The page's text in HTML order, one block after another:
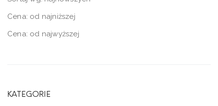
Cena: od najniższej
Cena: od najwyższej
KATEGORIE